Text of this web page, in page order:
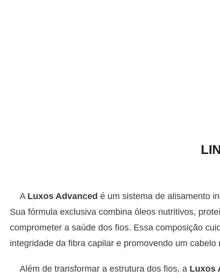
A Luxos Advanced é um sistema de alisamento
Sua fórmula exclusiva combina óleos nutritivos,
comprometer a saúde dos fios. Essa composição
integridade da fibra capilar e promovendo um
Além de transformar a estrutura dos fios, a Luxos